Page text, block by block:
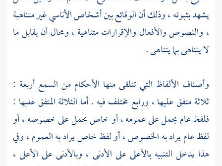
يشهد بثبوته ، وذلك أن الوقائع بين أشخاص الأناسي غير متناهية
، والنصوص والأفعال والإقرارات متناهية ، ومحال أن يقابل ما
لا يتناهى بما يتناهى .
وأصناف الألفاظ التي تتلقى منها الأحكام من السمع أربعة :
ثلاثة متفق عليها ، ورابع مختلف فيه . أما الثلاثة المتفق عليها :
فلفظ عام يحمل على عمومه ، أو خاص يحمل على خصوصه ، أو
لفظ عام يراد به الخصوص ، أو لفظ خاص يراد به العموم ، وفي
هذا يدخل التنبيه بالأعلى على الأدنى ، وبالأدنى على الأعلى ،